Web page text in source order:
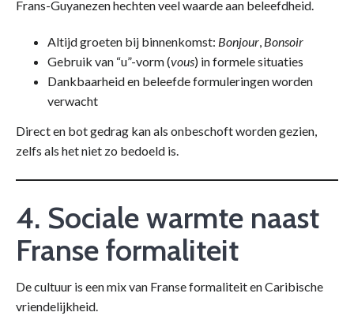
Frans-Guyanezen hechten veel waarde aan beleefdheid.
Altijd groeten bij binnenkomst: Bonjour, Bonsoir
Gebruik van “u”-vorm (vous) in formele situaties
Dankbaarheid en beleefde formuleringen worden
verwacht
Direct en bot gedrag kan als onbeschoft worden gezien,
zelfs als het niet zo bedoeld is.
4. Sociale warmte naast
Franse formaliteit
De cultuur is een mix van Franse formaliteit en Caribische
vriendelijkheid.